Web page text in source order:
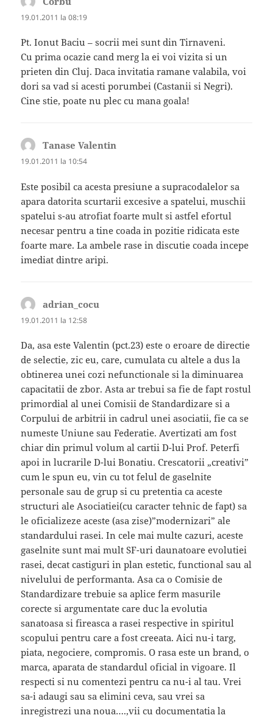
19.01.2011 la 08:19
Pt. Ionut Baciu – socrii mei sunt din Tirnaveni.
Cu prima ocazie cand merg la ei voi vizita si un
prieten din Cluj. Daca invitatia ramane valabila, voi
dori sa vad si acesti porumbei (Castanii si Negri).
Cine stie, poate nu plec cu mana goala!
Tanase Valentin
19.01.2011 la 10:54
Este posibil ca acesta presiune a supracodalelor sa
apara datorita scurtarii excesive a spatelui, muschii
spatelui s-au atrofiat foarte mult si astfel efortul
necesar pentru a tine coada in pozitie ridicata este
foarte mare. La ambele rase in discutie coada incepe
imediat dintre aripi.
adrian_cocu
19.01.2011 la 12:58
Da, asa este Valentin (pct.23) este o eroare de directie
de selectie, zic eu, care, cumulata cu altele a dus la
obtinerea unei cozi nefunctionale si la diminuarea
capacitatii de zbor. Asta ar trebui sa fie de fapt rostul
primordial al unei Comisii de Standardizare si a
Corpului de arbitrii in cadrul unei asociatii, fie ca se
numeste Uniune sau Federatie. Avertizati am fost
chiar din primul volum al cartii D-lui Prof. Peterfi
apoi in lucrarile D-lui Bonatiu. Crescatorii „creativi”
cum le spun eu, vin cu tot felul de gaselnite
personale sau de grup si cu pretentia ca aceste
structuri ale Asociatiei(cu caracter tehnic de fapt) sa
le oficializeze aceste (asa zise)”modernizari” ale
standardului rasei. In cele mai multe cazuri, aceste
gaselnite sunt mai mult SF-uri daunatoare evolutiei
rasei, decat castiguri in plan estetic, functional sau al
nivelului de performanta. Asa ca o Comisie de
Standardizare trebuie sa aplice ferm masurile
corecte si argumentate care duc la evolutia
sanatoasa si fireasca a rasei respective in spiritul
scopului pentru care a fost creeata. Aici nu-i targ,
piata, negociere, compromis. O rasa este un brand, o
marca, aparata de standardul oficial in vigoare. Il
respecti si nu comentezi pentru ca nu-i al tau. Vrei
sa-i adaugi sau sa elimini ceva, sau vrei sa
inregistrezi una noua….,vii cu documentatia la